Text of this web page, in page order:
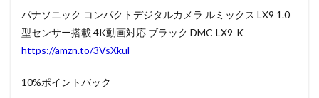
パナソニック コンパクトデジタルカメラ ルミックス LX9 1.0
型センサー搭載 4K動画対応 ブラック DMC-LX9-K
https://amzn.to/3VsXkul
10%ポイントバック